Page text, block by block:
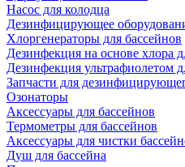
Насос для колодца
Дезинфицирующее
Хлоргенераторы для бассейнов
Дезинфекция на основе хлора
Дезинфекция ультрафиолетом
Запчасти для
Озонаторы
Аксессуары для бассейнов
Термометры для бассейнов
Аксессуары для чистки
Душ для бассейна